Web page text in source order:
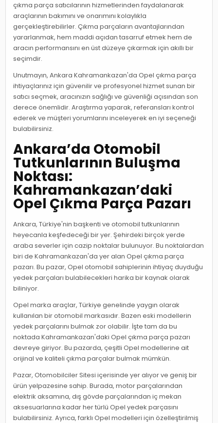
çıkma parça satıcılarının hizmetlerinden faydalanarak
araçlarının bakımını ve onarımını kolaylıkla
gerçekleştirebilirler. Çıkma parçaların avantajlarından
yararlanmak, hem maddi açıdan tasarruf etmek hem de
aracın performansını en üst düzeye çıkarmak için akıllı bir
seçimdir.
Unutmayın, Ankara Kahramankazan'da Opel çıkma parça
ihtiyaçlarınız için güvenilir ve profesyonel hizmet sunan bir
satıcı seçmek, aracınızın sağlığı ve güvenliği açısından son
derece önemlidir. Araştırma yaparak, referansları kontrol
ederek ve müşteri yorumlarını inceleyerek en iyi seçeneği
bulabilirsiniz.
Ankara’da Otomobil
Tutkunlarının Buluşma
Noktası:
Kahramankazan’daki
Opel Çıkma Parça Pazarı
Ankara, Türkiye'nin başkenti ve otomobil tutkunlarının
heyecanla keşfedeceği bir yer. Şehirdeki birçok yerde
araba severler için cazip noktalar bulunuyor. Bu noktalardan
biri de Kahramankazan'da yer alan Opel çıkma parça
pazarı. Bu pazar, Opel otomobil sahiplerinin ihtiyaç duyduğu
yedek parçaları bulabilecekleri harika bir kaynak olarak
biliniyor.
Opel marka araçlar, Türkiye genelinde yaygın olarak
kullanılan bir otomobil markasıdır. Bazen eski modellerin
yedek parçalarını bulmak zor olabilir. İşte tam da bu
noktada Kahramankazan'daki Opel çıkma parça pazarı
devreye giriyor. Bu pazarda, çeşitli Opel modellerine ait
orijinal ve kaliteli çıkma parçalar bulmak mümkün.
Pazar, Otomobilciler Sitesi içerisinde yer alıyor ve geniş bir
ürün yelpazesine sahip. Burada, motor parçalarından
elektrik aksamına, dış gövde parçalarından iç mekan
aksesuarlarına kadar her türlü Opel yedek parçasını
bulabilirsiniz. Ayrıca, farklı Opel modelleri için özelleştirilmiş